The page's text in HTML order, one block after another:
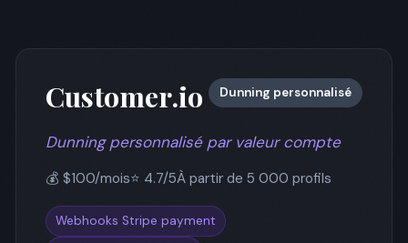
Customer.io Dunning personnalisé
Dunning personnalisé par valeur compte
💰 $100/mois⭐ 4.7/5À partir de 5 000 profils
Webhooks Stripe payment